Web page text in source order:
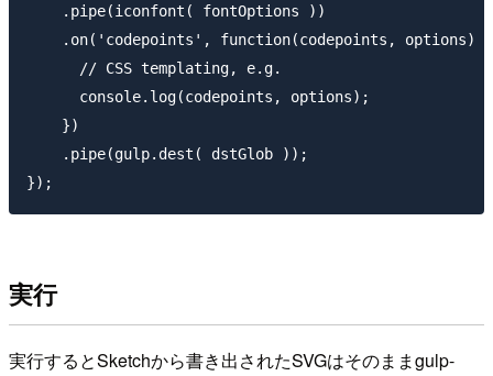
    .pipe(iconfont( fontOptions ))
    .on('codepoints', function(codepoints, options) {
      // CSS templating, e.g.
      console.log(codepoints, options);
    })
    .pipe(gulp.dest( dstGlob ));
実行
実行するとSketchから書き出されたSVGはそのままgulp-